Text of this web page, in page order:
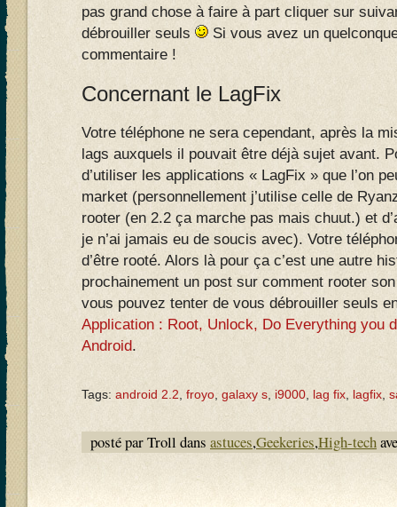
pas grand chose à faire à part cliquer sur
débrouiller seuls
Si vous avez un
commentaire !
Concernant le LagFix
Votre téléphone ne sera cependant, après la
lags auxquels il pouvait être déjà sujet avant.
d’utiliser les applications « LagFix » que l’on
market (personnellement j’utilise celle de
rooter (en 2.2 ça marche pas mais chuut.) et
je n’ai jamais eu de soucis avec). Votre
d’être rooté. Alors là pour ça c’est une autre
prochainement un post sur comment rooter
vous pouvez tenter de vous débrouiller seuls
Application : Root, Unlock, Do Everything you
Android.
Tags: android 2.2 froyo galaxy s i9000 lag fix lagfix
posté par Troll dans astuces,Geekeries,High-tech